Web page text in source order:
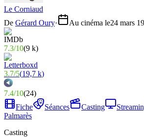
Le Corniaud
De Gérard Oury· Au cinéma le24 mars
7.3/10(9 k)
3.7/5(19,7 k)
7.4/10(24)
Fiche
Séances Casting
Palmarès
Casting